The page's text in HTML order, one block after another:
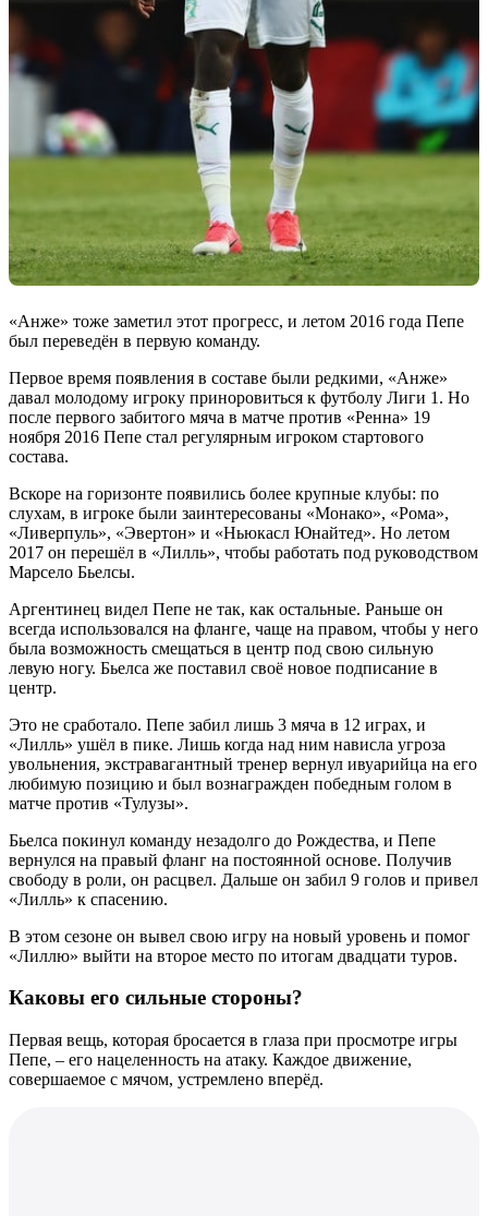
«Анже» тоже заметил этот прогресс, и летом 2016 года Пепе
был переведён в первую команду.
Первое время появления в составе были редкими, «Анже»
давал молодому игроку приноровиться к футболу Лиги 1. Но
после первого забитого мяча в матче против «Ренна» 19
ноября 2016 Пепе стал регулярным игроком стартового
состава.
Вскоре на горизонте появились более крупные клубы: по
слухам, в игроке были заинтересованы «Монако», «Рома»,
«Ливерпуль», «Эвертон» и «Ньюкасл Юнайтед». Но летом
2017 он перешёл в «Лилль», чтобы работать под руководством
Марсело Бьелсы.
Аргентинец видел Пепе не так, как остальные. Раньше он
всегда использовался на фланге, чаще на правом, чтобы у него
была возможность смещаться в центр под свою сильную
левую ногу. Бьелса же поставил своё новое подписание в
центр.
Это не сработало. Пепе забил лишь 3 мяча в 12 играх, и
«Лилль» ушёл в пике. Лишь когда над ним нависла угроза
увольнения, экстравагантный тренер вернул ивуарийца на его
любимую позицию и был вознагражден победным голом в
матче против «Тулузы».
Бьелса покинул команду незадолго до Рождества, и Пепе
вернулся на правый фланг на постоянной основе. Получив
свободу в роли, он расцвел. Дальше он забил 9 голов и привел
«Лилль» к спасению.
В этом сезоне он вывел свою игру на новый уровень и помог
«Лиллю» выйти на второе место по итогам двадцати туров.
Каковы его сильные стороны?
Первая вещь, которая бросается в глаза при просмотре игры
Пепе, – его нацеленность на атаку. Каждое движение,
совершаемое с мячом, устремлено вперёд.